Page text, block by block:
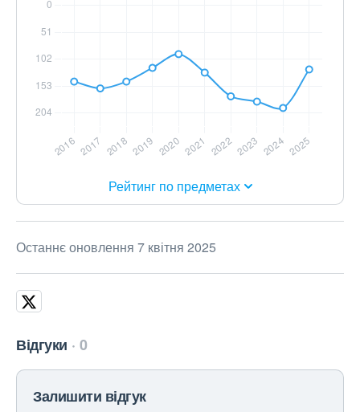
Рейтинг по предметах
Останнє оновлення 7 квітня 2025
Відгуки 0
Залишити відгук